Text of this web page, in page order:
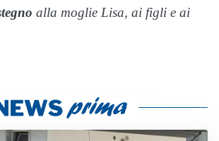
alla moglie Lisa, ai figli e ai